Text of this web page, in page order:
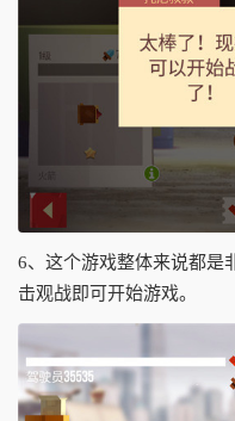
6、这个游戏整体来说都是
击观战即可开始游戏。